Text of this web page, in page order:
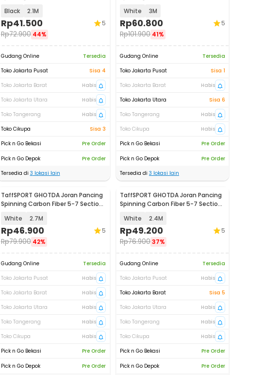
Black 2.1M
Rp41.500
Rp72.900 44%
5
Gudang Online
Tersedia
Toko Jakarta Pusat
Sisa 4
Toko Jakarta Barat
Habis
Toko Jakarta Utara
Habis
Toko Tangerang
Habis
Toko Cikupa
Sisa 3
Pick n Go Bekasi
Pre Order
Pick n Go Depok
Pre Order
Tersedia di 3 lokasi lain
White 3M
Rp60.800
Rp101.900 41%
5
Gudang Online
Tersedia
Toko Jakarta Pusat
Sisa 1
Toko Jakarta Barat
Habis
Toko Jakarta Utara
Sisa 6
Toko Tangerang
Habis
Toko Cikupa
Habis
Pick n Go Bekasi
Pre Order
Pick n Go Depok
Pre Order
Tersedia di 3 lokasi lain
TaffSPORT GHOTDA Joran Pancing
Spinning Carbon Fiber 5-7 Section
White 2.7M
Rp46.900
Rp79.900 42%
5
Gudang Online
Tersedia
Toko Jakarta Pusat
Habis
Toko Jakarta Barat
Habis
Toko Jakarta Utara
Habis
Toko Tangerang
Habis
Toko Cikupa
Habis
Pick n Go Bekasi
Pre Order
Pick n Go Depok Pre Order
TaffSPORT GHOTDA Joran Pancing
Spinning Carbon Fiber 5-7 Section
White 2.4M
Rp49.200
Rp76.90037%
5
Gudang Online
Tersedia
Toko Jakarta Pusat
Habis
Toko Jakarta Barat
Sisa 5
Toko Jakarta Utara
Habis
Toko Tangerang
Habis
Toko Cikupa
Habis
Pick n Go Bekasi
Pre Order
Pick n Go Depok Pre Order